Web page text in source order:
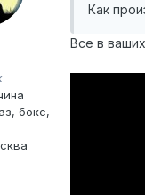
бокс,
Как
Все в